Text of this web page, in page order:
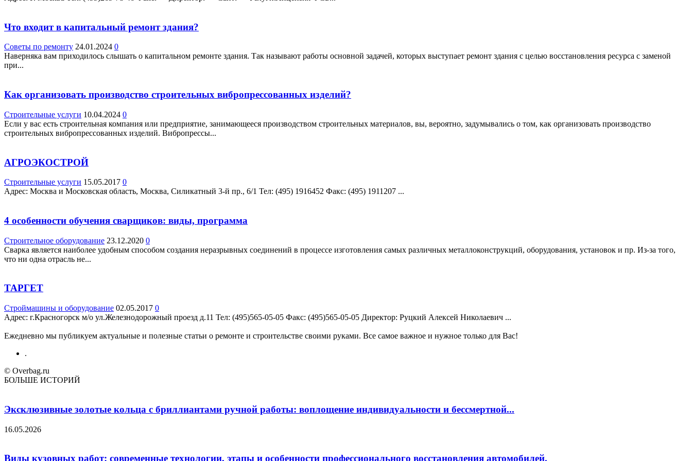
Что входит в капитальный ремонт здания?
Советы по ремонту 24.01.2024 0
Наверняка вам приходилось слышать о капитальном ремонте здания. Так называют работы основной задачей, которых выступает ремонт здания с целью восстановления ресурса с заменой
при...
Как организовать производство строительных вибропрессованных изделий?
Строительные услуги 10.04.2024 0
Если у вас есть строительная компания или предприятие, занимающееся производством строительных материалов, вы, вероятно, задумывались о том, как организовать производство
строительных вибропрессованных изделий. Вибропрессы...
АГРОЭКОСТРОЙ
Строительные услуги 15.05.2017 0
Адрес: Москва и Московская область, Москва, Силикатный 3-й пр., 6/1 Teл: (495) 1916452 Факс: (495) 1911207 ...
4 особенности обучения сварщиков: виды, программа
Строительное оборудование 23.12.2020 0
Сварка является наиболее удобным способом создания неразрывных соединений в процессе изготовления самых различных металлоконструкций, оборудования, установок и пр. Из-за того,
что ни одна отрасль не...
ТАРГЕТ
Строймашины и оборудование 02.05.2017 0
Адрес: г.Красногорск м/о ул.Железнодорожный проезд д.11 Teл: (495)565-05-05 Факс: (495)565-05-05 Директор: Руцкий Алексей Николаевич ...
Ежедневно мы публикуем актуальные и полезные статьи о ремонте и строительстве своими руками. Все самое важное и нужное только для Вас!
.
© Overbag.ru
БОЛЬШЕ ИСТОРИЙ
Эксклюзивные золотые кольца с бриллиантами ручной работы: воплощение индивидуальности и бессмертной...
16.05.2026
Виды кузовных работ: современные технологии, этапы и особенности профессионального восстановления автомобилей.